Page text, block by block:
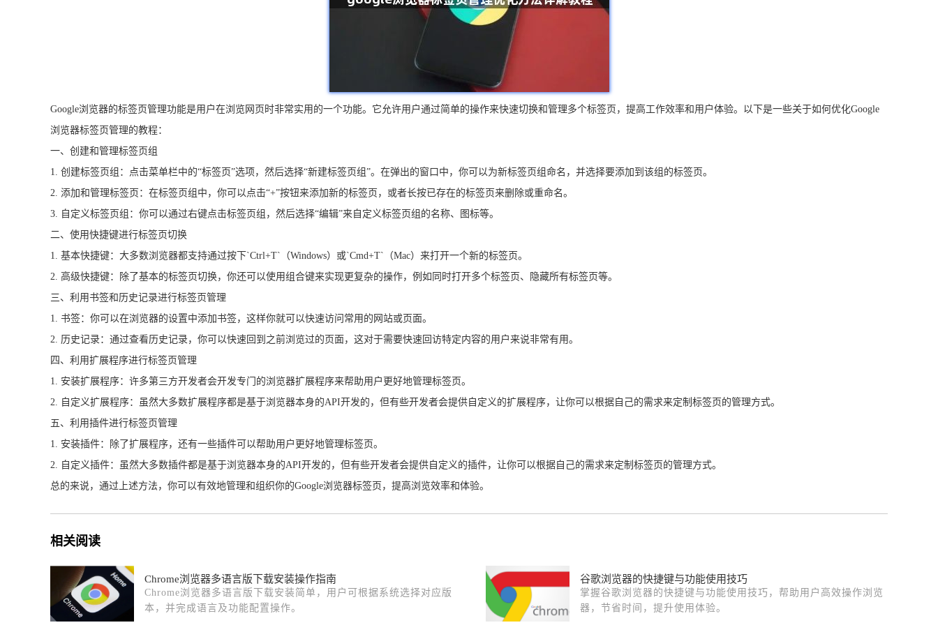
Google浏览器的标签页管理功能是用户在浏览网页时非常实用的一个功能。它允许用户通过简单的操作来快速切换和管理多个标签页，提高工作效率和用户体验。以下是一些关于如何优化Google
浏览器标签页管理的教程：
一、创建和管理标签页组
1. 创建标签页组：点击菜单栏中的“标签页”选项，然后选择“新建标签页组”。在弹出的窗口中，你可以为新标签页组命名，并选择要添加到该组的标签页。
2. 添加和管理标签页：在标签页组中，你可以点击“+”按钮来添加新的标签页，或者长按已存在的标签页来删除或重命名。
3. 自定义标签页组：你可以通过右键点击标签页组，然后选择“编辑”来自定义标签页组的名称、图标等。
二、使用快捷键进行标签页切换
1. 基本快捷键：大多数浏览器都支持通过按下`Ctrl+T`（Windows）或`Cmd+T`（Mac）来打开一个新的标签页。
2. 高级快捷键：除了基本的标签页切换，你还可以使用组合键来实现更复杂的操作，例如同时打开多个标签页、隐藏所有标签页等。
三、利用书签和历史记录进行标签页管理
1. 书签：你可以在浏览器的设置中添加书签，这样你就可以快速访问常用的网站或页面。
2. 历史记录：通过查看历史记录，你可以快速回到之前浏览过的页面，这对于需要快速回访特定内容的用户来说非常有用。
四、利用扩展程序进行标签页管理
1. 安装扩展程序：许多第三方开发者会开发专门的浏览器扩展程序来帮助用户更好地管理标签页。
2. 自定义扩展程序：虽然大多数扩展程序都是基于浏览器本身的API开发的，但有些开发者会提供自定义的扩展程序，让你可以根据自己的需求来定制标签页的管理方式。
五、利用插件进行标签页管理
1. 安装插件：除了扩展程序，还有一些插件可以帮助用户更好地管理标签页。
2. 自定义插件：虽然大多数插件都是基于浏览器本身的API开发的，但有些开发者会提供自定义的插件，让你可以根据自己的需求来定制标签页的管理方式。
总的来说，通过上述方法，你可以有效地管理和组织你的Google浏览器标签页，提高浏览效率和体验。
相关阅读
Chrome浏览器多语言版下载安装操作指南
Chrome浏览器多语言版下载安装简单，用户可根据系统选择对应版
本，并完成语言及功能配置操作。
谷歌浏览器的快捷键与功能使用技巧
掌握谷歌浏览器的快捷键与功能使用技巧，帮助用户高效操作浏览
器，节省时间，提升使用体验。